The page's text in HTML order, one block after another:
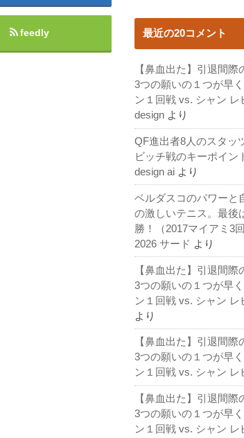
feedly 最近の20コメント
【鼻血出た】引退間際
3つの願いの１つが早
ン１回戦 vs. シャン レ
design より
QF進出者8人のスタッ
ビッチ戦のキーポイ
design ai より
ベルダスコのパワーと
の激しいテニス。最後
勝！（2017マイアミ3回
2026 サード より
【鼻血出た】引退間際
3つの願いの１つが早
ン１回戦 vs. シャン レ
より
【鼻血出た】引退間際
3つの願いの１つが早
ン１回戦 vs. シャン レ
【鼻血出た】引退間際
3つの願いの１つが早
ン１回戦 vs. シャン レ